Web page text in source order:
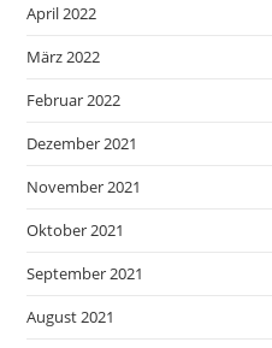
April 2022
März 2022
Februar 2022
Dezember 2021
November 2021
Oktober 2021
September 2021
August 2021